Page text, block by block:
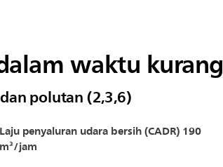
waktu
polutan (2,3,6)
Laju penyaluran udara bersih (CADR) 190
m³/jam